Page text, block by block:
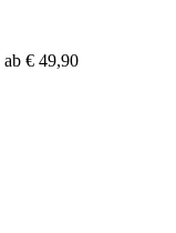
ab € 49,90